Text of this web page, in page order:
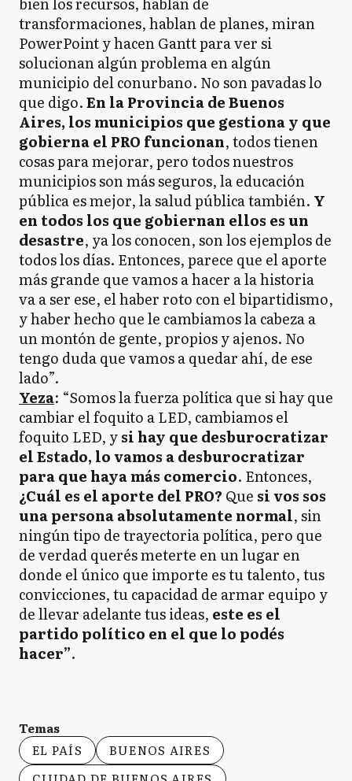
transformaciones, hablan de planes, miran
PowerPoint y hacen Gantt para ver si
solucionan algún problema en algún
municipio del conurbano. No son pavadas lo
que digo.En la Provincia de Buenos
Aires, los municipios que gestiona y que
gobierna el PRO funcionan, todos tienen
cosas para mejorar, pero todos nuestros
municipios son más seguros, la educación
pública es mejor, la salud pública también. Y
en todos los que gobiernan ellos es un
desastre, ya los conocen, son los ejemplos de
todos los días. Entonces, parece que el aporte
más grande que vamos a hacer a la historia
va a ser ese, el haber roto con el bipartidismo,
y haber hecho que le cambiamos la cabeza a
un montón de gente, propios y ajenos. No
tengo duda que vamos a quedar ahí, de ese
lado”.
Yeza: “Somos la fuerza política que si hay que
cambiar el foquito a LED, cambiamos el
foquito LED, ysi hay que desburocratizar
el Estado, lo vamos a desburocratizar
para que haya más comercio. Entonces,
¿Cuál es el aporte del PRO? Que si vos sos
una persona absolutamente normal, sin
ningún tipo de trayectoria política, pero que
de verdad querés meterte en un lugar en
donde el único que importe es tu talento, tus
convicciones, tu capacidad de armar equipo y
de llevar adelante tus ideas, este es el
partido político en el que lo podés
hacer”.
Temas
EL PAÍS
BUENOS AIRES